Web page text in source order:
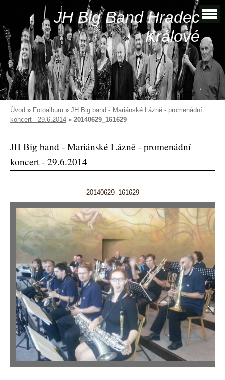
JH Big Band Hradec
Králové
Úvod » Fotoalbum » JH Big band - Mariánské Lázně - promenádní
koncert - 29.6.2014 » 20140629_161629
JH Big band - Mariánské Lázně - promenádní
koncert - 29.6.2014
20140629_161629